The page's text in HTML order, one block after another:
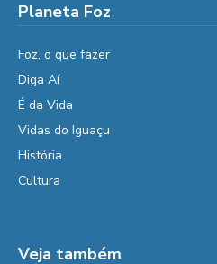
Planeta Foz
Foz, o que fazer
Diga Aí
É da Vida
Vidas do Iguaçu
História
Cultura
Veja também